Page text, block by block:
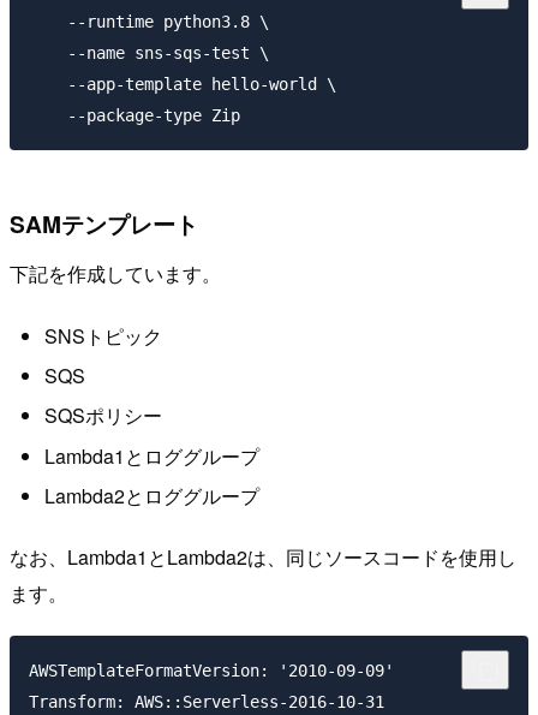
    --runtime python3.8 \
    --name sns-sqs-test \
    --app-template hello-world \
SAMテンプレート
下記を作成しています。
SNSトピック
SQS
SQSポリシー
Lambda1とロググループ
Lambda2とロググループ
なお、Lambda1とLambda2は、同じソースコードを使用し
ます。
AWSTemplateFormatVersion: '2010-09-09'
Transform: AWS::Serverless-2016-10-31